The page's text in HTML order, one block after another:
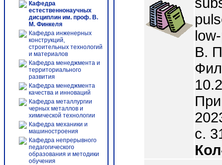
Кафедра
естественнонаучных
дисциплин им. проф. В.
М. Финкеля
Кафедра инженерных
конструкций,
строительных технологий
и материалов
Кафедра менеджмента и
территориального
развития
Кафедра менеджмента
качества и инноваций
Кафедра металлургии
черных металлов и
химической технологии
Кафедра механики и
машиностроения
Кафедра непрерывного
педагогического
образования и методики
обучения
В.
с.